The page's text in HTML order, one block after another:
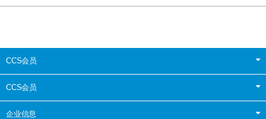
CCS会员
CCS会员
企业信息